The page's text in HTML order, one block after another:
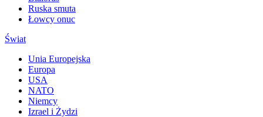
Ruska smuta
Łowcy onuc
Świat
Unia Europejska
Europa
USA
NATO
Niemcy
Izrael i Żydzi